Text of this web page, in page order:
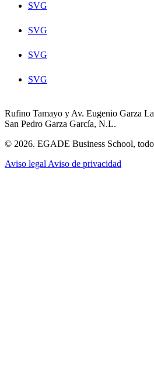
SVG
SVG
SVG
SVG
Rufino Tamayo y Av. Eugenio Garza
San Pedro Garza García, N.L.
© 2026. EGADE Business School,
Aviso legal Aviso de privacidad